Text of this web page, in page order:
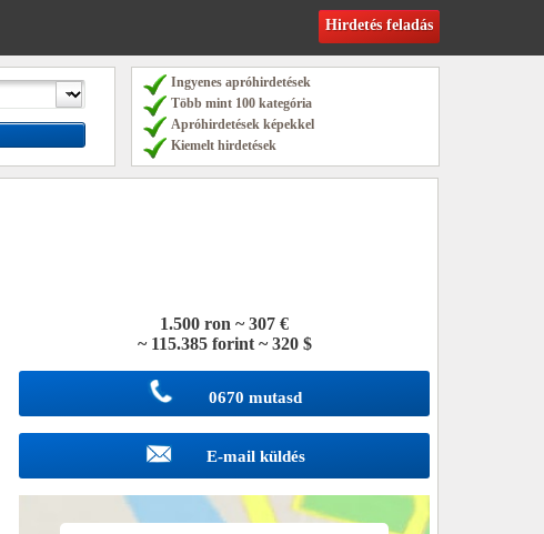
Hirdetés feladás
Ingyenes apróhirdetések
Több mint 100 kategória
Apróhirdetések képekkel
Kiemelt hirdetések
1.500 ron ~ 307 €
~ 115.385 forint ~ 320 $
0670 mutasd
E-mail küldés